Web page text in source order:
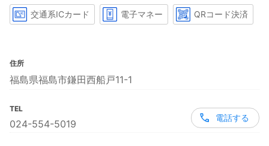
交通系ICカード 電子マネー QRコード決済
住所
福島県福島市鎌田西船戸11-1
TEL
024-554-5019
電話する